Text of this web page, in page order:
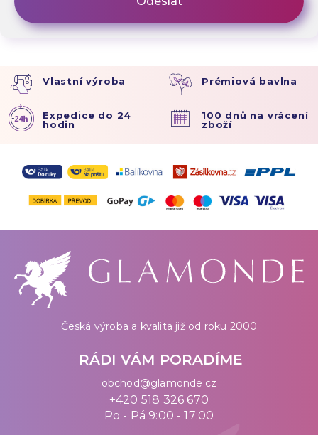
Vlastní výroba Prémiová bavlna
Expedice do 24
hodin
100 dnů na vrácení
zboží
Česká výroba a kvalita již od roku 2000
RÁDI VÁM PORADÍME
obchod@glamonde.cz
+420 518 326 670
Po - Pá 9:00 - 17:00